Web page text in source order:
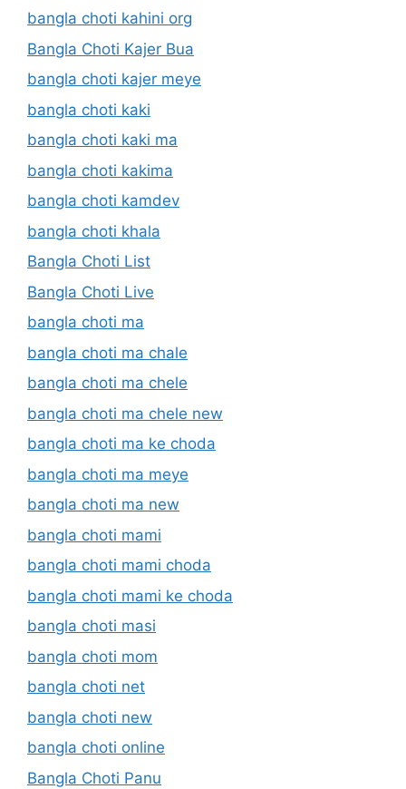
bangla choti kahini org
Bangla Choti Kajer Bua
bangla choti kajer meye
bangla choti kaki
bangla choti kaki ma
bangla choti kakima
bangla choti kamdev
bangla choti khala
Bangla Choti List
Bangla Choti Live
bangla choti ma
bangla choti ma chale
bangla choti ma chele
bangla choti ma chele new
bangla choti ma ke choda
bangla choti ma meye
bangla choti ma new
bangla choti mami
bangla choti mami choda
bangla choti mami ke choda
bangla choti masi
bangla choti mom
bangla choti net
bangla choti new
bangla choti online
Bangla Choti Panu